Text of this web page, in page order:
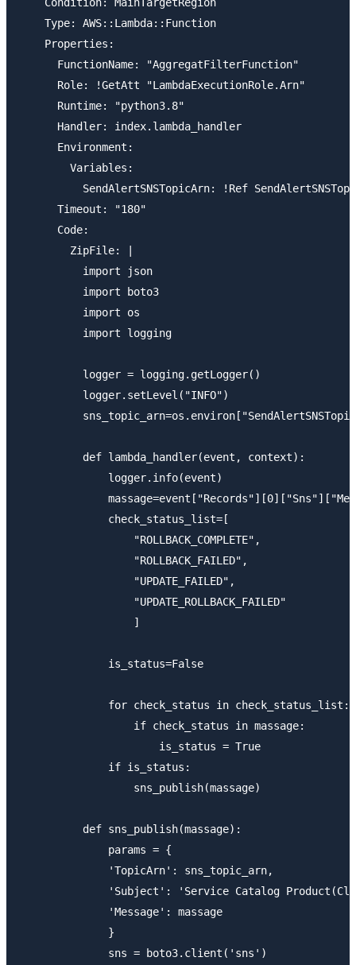
    Condition: MainTargetRegion
    Type: AWS::Lambda::Function
    Properties:
      FunctionName: "AggregatFilterFunction"
      Role: !GetAtt "LambdaExecutionRole.Arn"
      Runtime: "python3.8"
      Handler: index.lambda_handler
      Environment:
        Variables:
SendAlertSNSTopicArn: !Ref
      Timeout: "180"
      Code:
        ZipFile: |
          import json
          import boto3
          import os
          import logging
          logger = logging.getLogger()
          logger.setLevel("INFO")
          def lambda_handler(event, context):
              logger.info(event)
              check_status_list=[
                  "ROLLBACK_COMPLETE",
                  "ROLLBACK_FAILED",
                  "UPDATE_FAILED",
                  "UPDATE_ROLLBACK_FAILED"
                  ]
              is_status=False
              for check_status in check_status_list:
                  if check_status in massage:
                      is_status = True
              if is_status:
                  sns_publish(massage)
          def sns_publish(massage):
              params = {
              'TopicArn': sns_topic_arn,
'Subject': 'Service Catalog
              'Message': massage
              }
              sns = boto3.client('sns')